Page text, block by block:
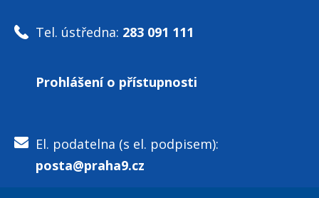
Tel. ústředna: 283 091 111
Prohlášení o přístupnosti
El. podatelna (s el. podpisem):
posta@praha9.cz